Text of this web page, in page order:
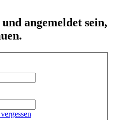
angemeldet sein,